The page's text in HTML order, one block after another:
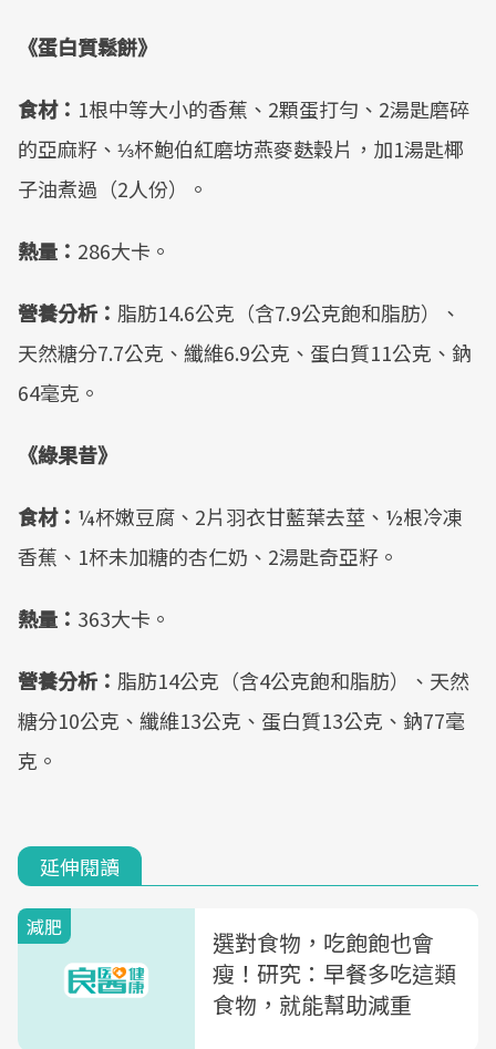
《蛋白質鬆餅》
食材： 1根中等大小的香蕉、2顆蛋打勻、2湯匙磨碎
的亞麻籽、⅓杯鮑伯紅磨坊燕麥麩穀片，加1湯匙椰
子油煮過（2人份）。
熱量： 286大卡。
營養分析： 脂肪14.6公克（含7.9公克飽和脂肪）、
天然糖分7.7公克、纖維6.9公克、蛋白質11公克、鈉
64毫克。
《綠果昔》
食材： ¼杯嫩豆腐、2片羽衣甘藍葉去莖、½根冷凍
香蕉、1杯未加糖的杏仁奶、2湯匙奇亞籽。
熱量： 363大卡。
營養分析： 脂肪14公克（含4公克飽和脂肪）、天然
糖分10公克、纖維13公克、蛋白質13公克、鈉77毫
克。
延伸閱讀
減肥
選對食物，吃飽飽也會
瘦！研究：早餐多吃這類
食物，就能幫助減重